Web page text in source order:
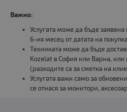
Важно:
Услугата може да бъде
6-ия месец от датата на
Техниката може да бъде
Kozelat в София или Варна, или
(разходите са за сметка на
Услугата важи само за
се отнася за монитори,